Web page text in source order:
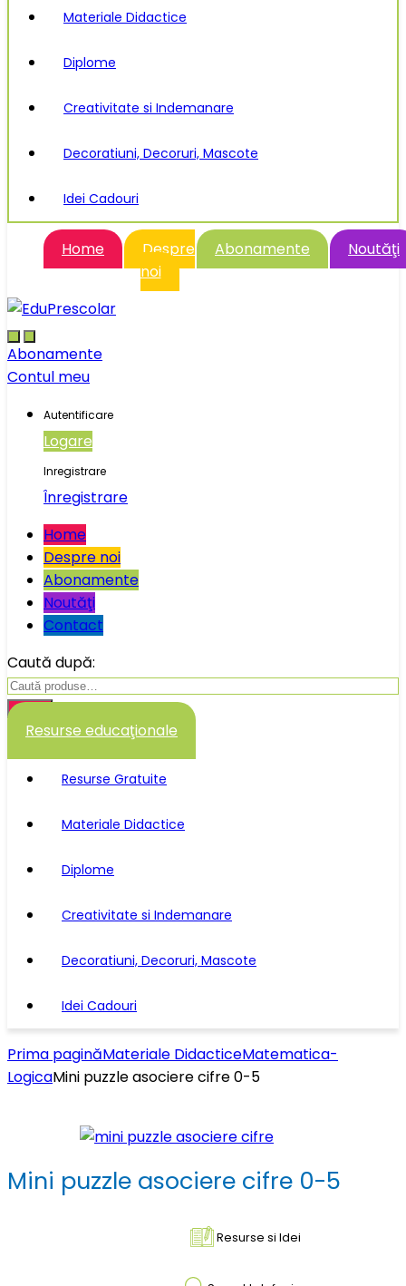
Materiale Didactice
Diplome
Creativitate si Indemanare
Decoratiuni, Decoruri, Mascote
Idei Cadouri
Home
Despre
noi
Abonamente Noutăţi
Abonamente
Contul meu
Autentificare
Logare
Inregistrare
Înregistrare
Home
Despre noi
Abonamente
Noutăţi
Contact
Caută după:
Caută
Resurse educaţionale
Resurse Gratuite
Materiale Didactice
Diplome
Creativitate si Indemanare
Decoratiuni, Decoruri, Mascote
Idei Cadouri
Prima paginăMateriale DidacticeMatematica-
LogicaMini puzzle asociere cifre 0-5
Mini puzzle asociere cifre 0-5
Resurse si Idei